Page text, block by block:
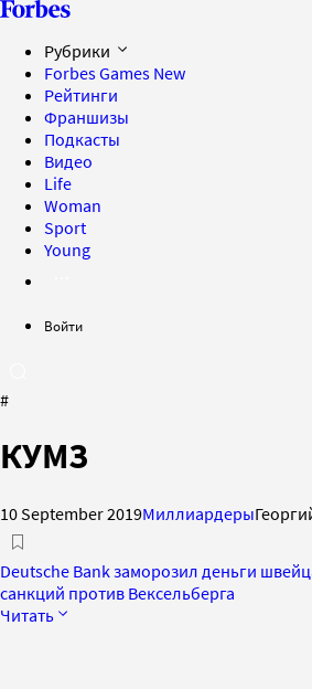
Рубрики
Forbes Games New
Рейтинги
Франшизы
Подкасты
Видео
Life
Woman
Sport
Young
Войти
#
КУМЗ
10 September 2019Миллиардеры
Deutsche Bank заморозил деньги
санкций против Вексельберга
Читать